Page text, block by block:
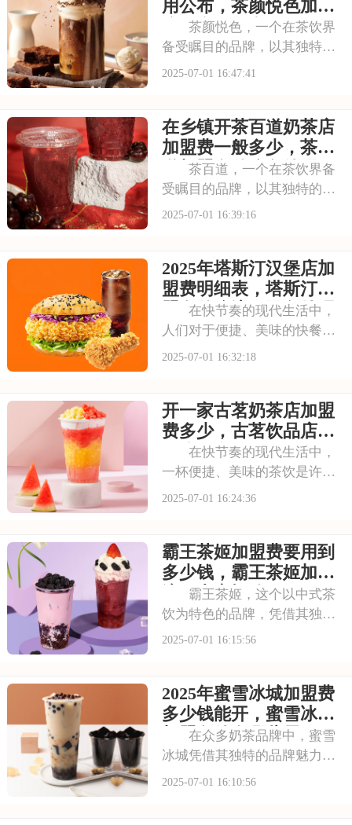
类，赢得了市场的认可。每一
间711店铺都
用公布，茶颜悦色加盟
流程详解内容介绍
茶颜悦色，一个在茶饮界
备受瞩目的品牌，以其独特的
中式茶饮风格和深厚的文化底
的装修风格和温馨的氛围让人
仿佛穿越时空，感受到浓厚的
茶文化。每一款茶饮
2025-07-01 16:47:41
在乡镇开茶百道奶茶店
加盟费一般多少，茶百
道加盟有什么条件吗
茶百道，一个在茶饮界备
受瞩目的品牌，以其独特的中
式茶饮风格和深厚的文化底
装修风格和温馨的氛围让人仿
佛穿越时空，感受到浓厚的茶
文化。每一款茶饮都选
2025-07-01 16:39:16
2025年塔斯汀汉堡店加
盟费明细表，塔斯汀加
盟有什么流程及条件呢
在快节奏的现代生活中，
人们对于便捷、美味的快餐需
求日益增长。塔斯汀汉堡以其
的热门加盟项目。塔斯汀的汉
堡系列丰富多样，既有经典的
牛肉汉堡，又有创新
2025-07-01 16:32:18
开一家古茗奶茶店加盟
费多少，古茗饮品店加
盟流程详细表
在快节奏的现代生活中，
一杯便捷、美味的茶饮是许多
人日常的必需品。古茗以其独
择。走进古茗的店铺，那浓郁
的茶香与清新的果香交织，让
人瞬间放松身心。那么
2025-07-01 16:24:36
霸王茶姬加盟费要用到
多少钱，霸王茶姬加盟
流程内容概览
霸王茶姬，这个以中式茶
饮为特色的品牌，凭借其独特
的口感和深厚的文化底蕴，赢
优质茶叶和新鲜食材，搭配独
特的配方，呈现出浓郁的茶香
和丰富的口感。让我
2025-07-01 16:15:56
2025年蜜雪冰城加盟费
多少钱能开，蜜雪冰城
加盟条件有哪些需要了
解
在众多奶茶品牌中，蜜雪
冰城凭借其独特的品牌魅力脱
颖而出。它赢得了广大消费者
2025-07-01 16:10:56